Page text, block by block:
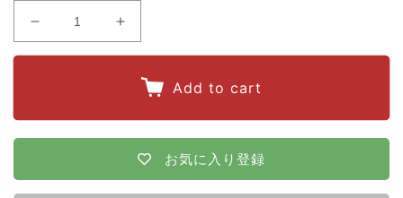
quantity
ア
quantity
張】
ア
Add to cart
お気に入り登録